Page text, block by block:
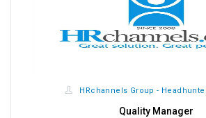
HRchannels Group -
Quality Manager